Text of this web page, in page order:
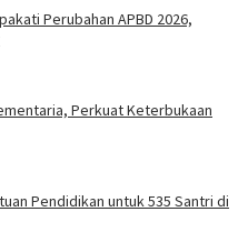
Perubahan APBD 2026,
Perkuat Keterbukaan
Pendidikan untuk 535 Santri di